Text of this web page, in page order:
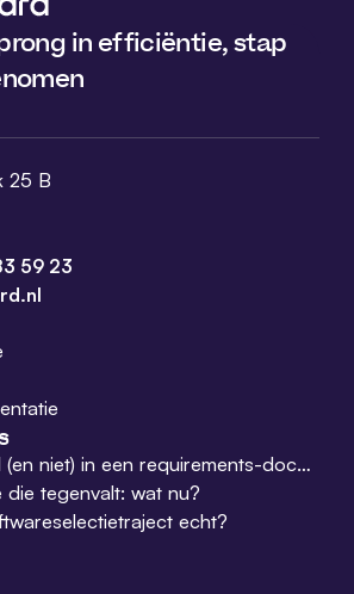
in efficiëntie, stap
25 B
59 23
Wat hoort er wel (en niet) in een requirements-document?
tegenvalt: wat nu?
echt?